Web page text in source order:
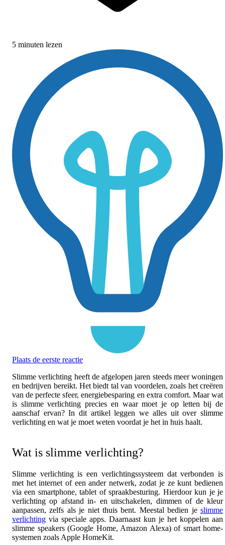
5 minuten lezen
Plaats de eerste reactie
Slimme verlichting heeft de afgelopen jaren steeds meer woningen
en bedrijven bereikt. Het biedt tal van voordelen, zoals het creëren
van de perfecte sfeer, energiebesparing en extra comfort. Maar wat
is slimme verlichting precies en waar moet je op letten bij de
aanschaf ervan? In dit artikel leggen we alles uit over slimme
verlichting en wat je moet weten voordat je het in huis haalt.
Wat is slimme verlichting?
Slimme verlichting is een verlichtingssysteem dat verbonden is
met het internet of een ander netwerk, zodat je ze kunt bedienen
via een smartphone, tablet of spraakbesturing. Hierdoor kun je je
verlichting op afstand in- en uitschakelen, dimmen of de kleur
aanpassen, zelfs als je niet thuis bent. Meestal bedien je slimme
verlichting via speciale apps. Daarnaast kun je het koppelen aan
slimme speakers (Google Home, Amazon Alexa) of smart home-
systemen zoals Apple HomeKit.